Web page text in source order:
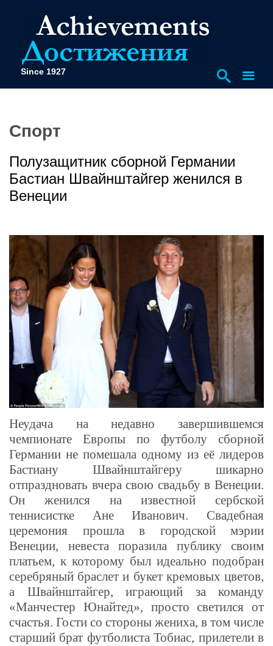
Since 1927
Спорт
Полузащитник сборной Германии
Бастиан Швайнштайгер женился в
Венеции
Неудача на недавно завершившемся
чемпионате Европы по футболу сборной
Германии не помешала одному из её лидеров
Бастиану Швайнштайгеру шикарно
отпраздновать вчера свою свадьбу в Венеции.
Он женился на известной сербской
теннисистке Ане Иванович. Свадебная
церемония прошла в городской мэрии
Венеции, невеста поразила публику своим
платьем, к которому был идеально подобран
серебряный браслет и букет кремовых цветов,
а Швайнштайгер, играющий за команду
«Манчестер Юнайтед», просто светился от
счастья. Гости со стороны жениха, в том числе
старший брат футболиста Тобиас, прилетели в